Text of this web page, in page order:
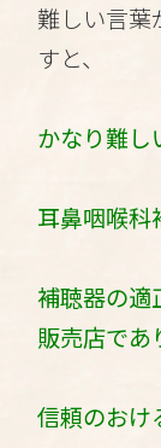
難しい言葉
すと、
かなり難し
耳鼻咽喉科
補聴器の適
販売店であ
信頼のおけ